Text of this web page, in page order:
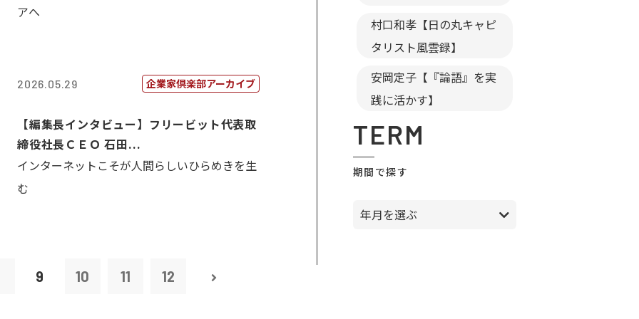
アへ
2026.05.29 企業家倶楽部アーカイブ
【編集長インタビュー】フリービット代表取
締役社長ＣＥＯ 石田...
インターネットこそが人間らしいひらめきを生
む
9 10 11 12
村口和孝【日の丸キャピ
タリスト風雲録】
安岡定子【『論語』を実
践に活かす】
TERM
期間で探す
年月を選ぶ